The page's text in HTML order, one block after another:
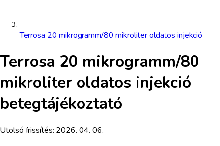
Terrosa 20 mikrogramm/80 mikroliter oldatos injekció
Terrosa 20 mikrogramm/80
mikroliter oldatos injekció
betegtájékoztató
Utolsó frissítés: 2026. 04. 06.